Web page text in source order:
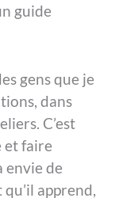
guide
gens que je
dans
C’est
et faire
envie de
apprend,